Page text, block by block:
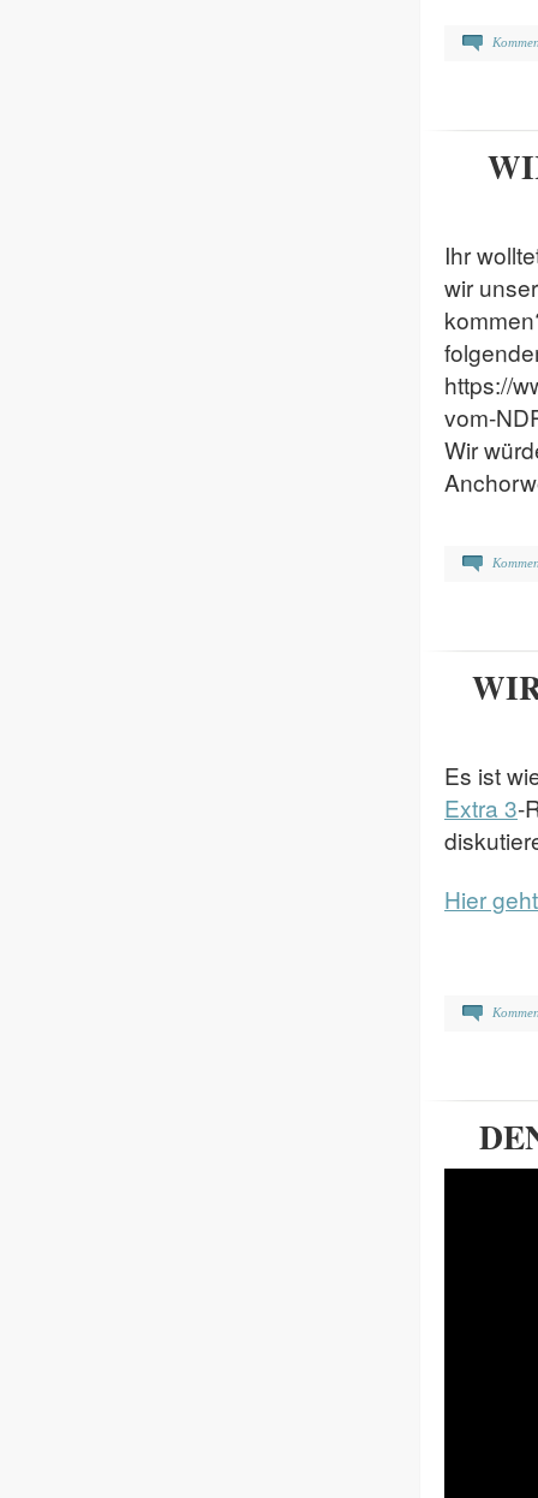
Ihr
wir
https://
vom-
Wir
Es ist
Extra 3-
Hier